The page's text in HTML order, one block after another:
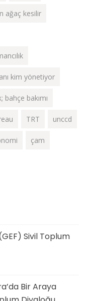
ağaç kesilir
kim yönetiyor
bakımı
TRT unccd
çam
Sivil Toplum
Bir Araya